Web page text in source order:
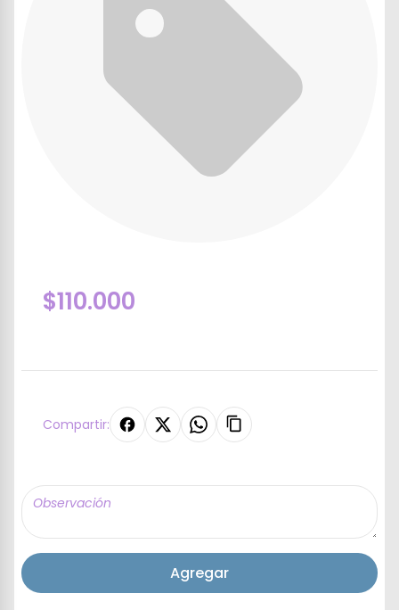
$110.000
Compartir:
Agregar